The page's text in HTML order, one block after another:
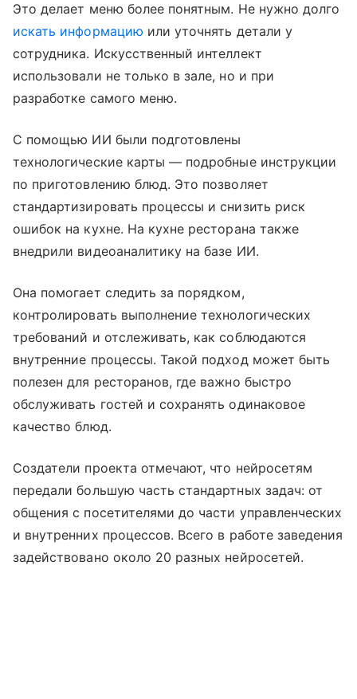
Это делает меню более понятным. Не нужно долго
искать информацию или уточнять детали у
сотрудника. Искусственный интеллект
использовали не только в зале, но и при
разработке самого меню.
С помощью ИИ были подготовлены
технологические карты — подробные инструкции
по приготовлению блюд. Это позволяет
стандартизировать процессы и снизить риск
ошибок на кухне. На кухне ресторана также
внедрили видеоаналитику на базе ИИ.
Она помогает следить за порядком,
контролировать выполнение технологических
требований и отслеживать, как соблюдаются
внутренние процессы. Такой подход может быть
полезен для ресторанов, где важно быстро
обслуживать гостей и сохранять одинаковое
качество блюд.
Создатели проекта отмечают, что нейросетям
передали большую часть стандартных задач: от
общения с посетителями до части управленческих
и внутренних процессов. Всего в работе заведения
задействовано около 20 разных нейросетей.